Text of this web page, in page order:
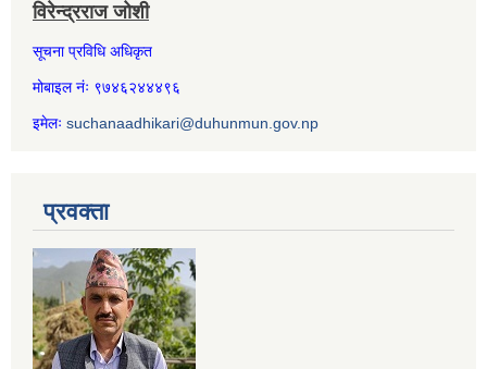
विरेन्द्रराज जोशी
सूचना प्रविधि अधिकृत
मोबाइल नंः ९७४६२४४४९६
इमेलः suchanaadhikari@duhunmun.gov.np
प्रवक्ता